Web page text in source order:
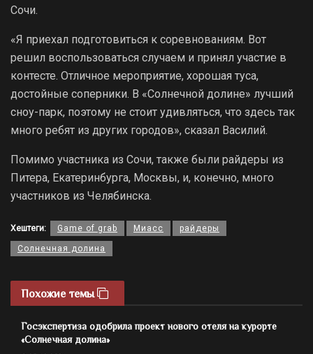
Сочи.
«Я приехал подготовиться к соревнованиям. Вот
решил воспользоваться случаем и принял участие в
контесте. Отличное мероприятие, хорошая туса,
достойные соперники. В «Солнечной долине» лучший
сноу-парк, поэтому не стоит удивляться, что здесь так
много ребят из других городов», сказал Василий.
Помимо участника из Сочи, также были райдеры из
Питера, Екатеринбурга, Москвы, и, конечно, много
участников из Челябинска.
Хештеги: Game of grab Миасс райдеры
Солнечная долина
Похожие темы
Госэкспертиза одобрила проект нового отеля на курорте
«Солнечная долина»